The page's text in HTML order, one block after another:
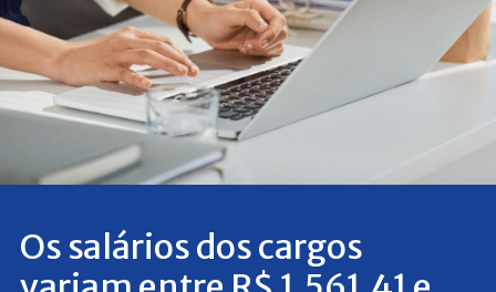
Os salários dos cargos